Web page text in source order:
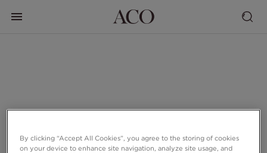
By clicking “Accept All Cookies”, you agree to the storing of cookies
on your device to enhance site navigation, analyze site usage, and